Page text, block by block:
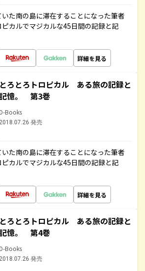
た南の島に滞在することになった筆者
カルでマジカルな45日間の記録と記
詳細を見る
とろとろトロピカル ある旅の記録と
憶。 第3巻
Books
2018.07.26 発売
た南の島に滞在することになった筆者
カルでマジカルな45日間の記録と記
詳細を見る
とろとろトロピカル ある旅の記録と
憶。 第4巻
Books
2018.07.26 発売